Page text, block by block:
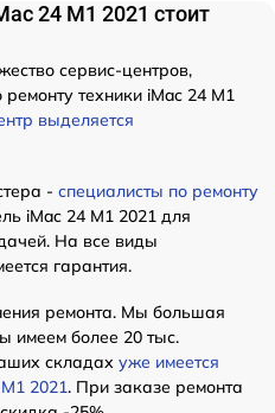
24 M1 2021 стоит
сервис-центров,
техники iMac 24 M1
выделяется
- специалисты по ремонту
iMac 24 M1 2021 для
На все виды
гарантия.
ремонта. Мы большая
имеем более 20 тыс.
складах уже имеется
2021. При заказе ремонта